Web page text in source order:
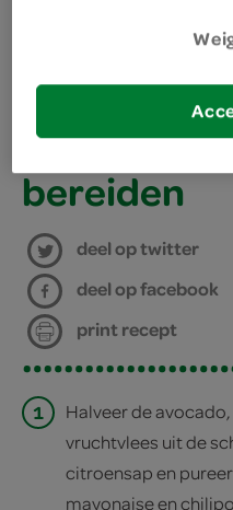
4 cocktailprikkers
bereiden
deel op twitter
deel op facebook
print recept
1
Halveer de
vruchtvlees uit de
citroensap en
mayonaise en